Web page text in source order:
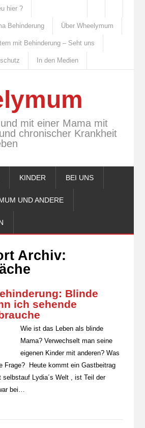
hier ?
Behinderung Über Wheelymum
mit Behinderung – Seht uns
In den Medien
mit einer Mama mit
chronischer Krankheit
KINDER BEI UNS
UND ANDERE
Archiv:
Blinde
ich sehende
Wie ist das Leben als blinde
Mama? Verwechselt man seine
eigenen Kinder mit anderen? Was
Frage? Heute kommt ein Gastbeitrag
Lydia´s Welt , ist Teil der
bei…